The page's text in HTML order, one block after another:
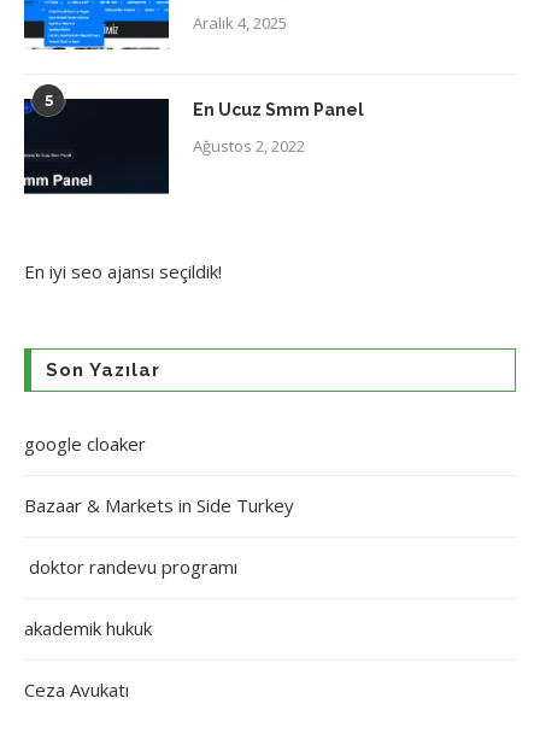
Aralık 4, 2025
5 En Ucuz Smm Panel
Ağustos 2, 2022
En iyi seo ajansı seçildik!
Son Yazılar
google cloaker
Bazaar & Markets in Side Turkey
doktor randevu programı
akademik hukuk
Ceza Avukatı